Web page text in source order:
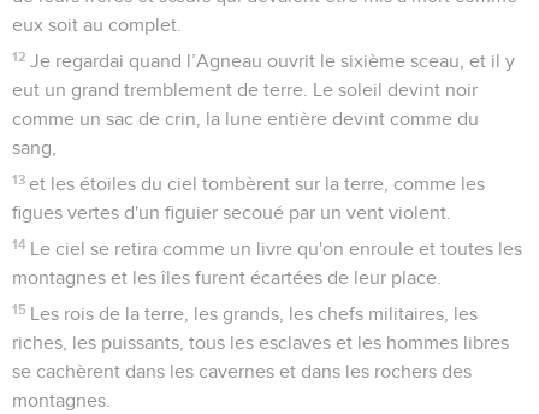
eux soit au complet.
12 Je regardai quand l’Agneau ouvrit le sixième sceau, et il y
eut un grand tremblement de terre. Le soleil devint noir
comme un sac de crin, la lune entière devint comme du
sang,
13 et les étoiles du ciel tombèrent sur la terre, comme les
figues vertes d'un figuier secoué par un vent violent.
14 Le ciel se retira comme un livre qu'on enroule et toutes les
montagnes et les îles furent écartées de leur place.
15 Les rois de la terre, les grands, les chefs militaires, les
riches, les puissants, tous les esclaves et les hommes libres
se cachèrent dans les cavernes et dans les rochers des
montagnes.